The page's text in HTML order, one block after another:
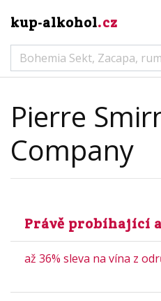
kup-alkohol.cz
Pierre
Company
Právě probíhající
až 36% sleva na vína z